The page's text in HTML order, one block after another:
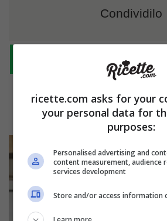
Condividilo
ricette.com asks for your
your personal data for
purposes:
Personalised advertising and
content measurement, audience
services development
Store and/or access information